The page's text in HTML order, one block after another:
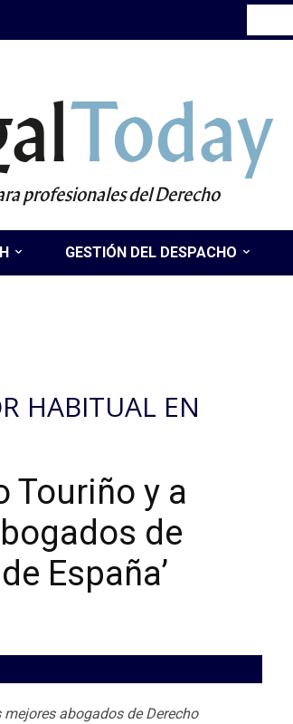
Today
profesionales del Derecho
GESTIÓN DEL DESPACHO
HABITUAL EN
Touriño y a
de
España’
abogados de Derecho